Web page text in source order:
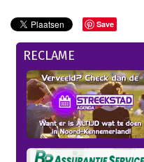
Save
RECLAME